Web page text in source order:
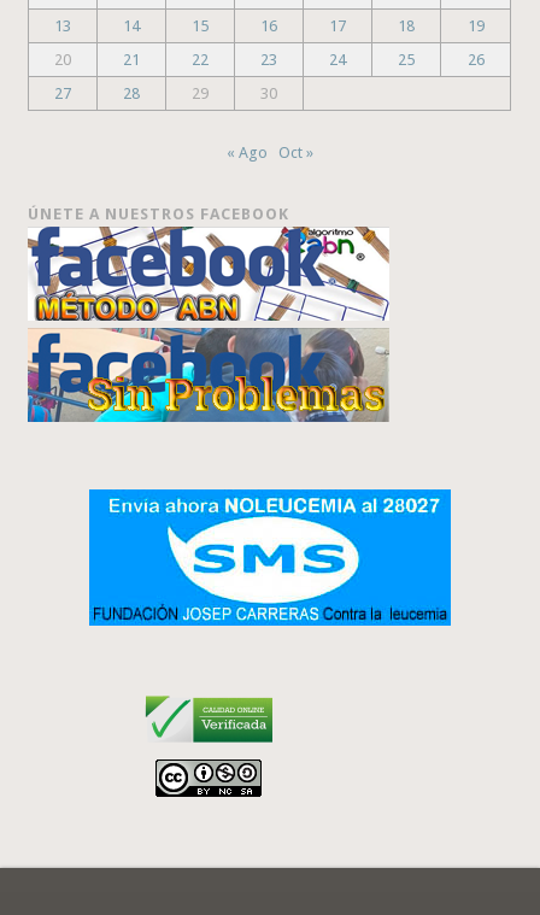
13
14 15 16 17 18
19
20
21 22 23 24 25
26
27
28 29 30
« Ago Oct »
ÚNETE A NUESTROS FACEBOOK